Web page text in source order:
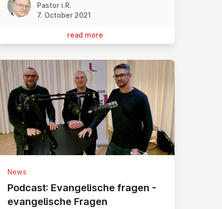
Pastor i.R.
7. October 2021
read more
News
Podcast: Evan­gel­is­che fragen -
evan­gel­is­che Fragen